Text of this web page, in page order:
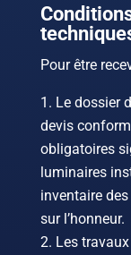
Pour être
Le dossier
devis
obligatoires
luminaires
inventaire
sur l’honneur.
Les